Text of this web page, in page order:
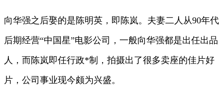
向华强之后娶的是陈明英，即陈岚。夫妻二人从90年代
后期经营“中国星”电影公司，一般向华强都是出任出品
人，而陈岚即任行政*制，拍摄出了很多卖座的佳片好
片，公司事业现今颇为兴盛。